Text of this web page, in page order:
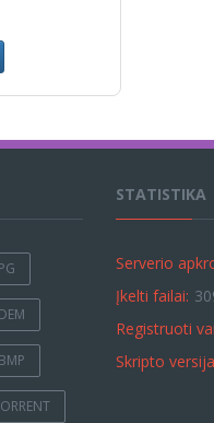
STATISTIKA
Serverio
Įkelti failai:
Registruoti
Skripto